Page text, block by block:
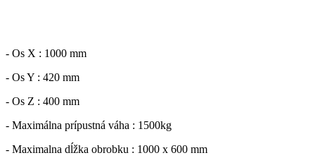
- Os X : 1000 mm
- Os Y : 420 mm
- Os Z : 400 mm
- Maximálna prípustná váha : 1500kg
- Maximalna dĺžka obrobku : 1000 x 600 mm